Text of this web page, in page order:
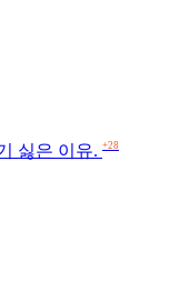
싫은 이유. +28